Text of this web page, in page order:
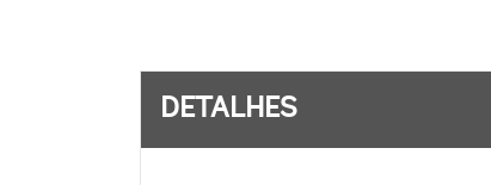
DETALHES